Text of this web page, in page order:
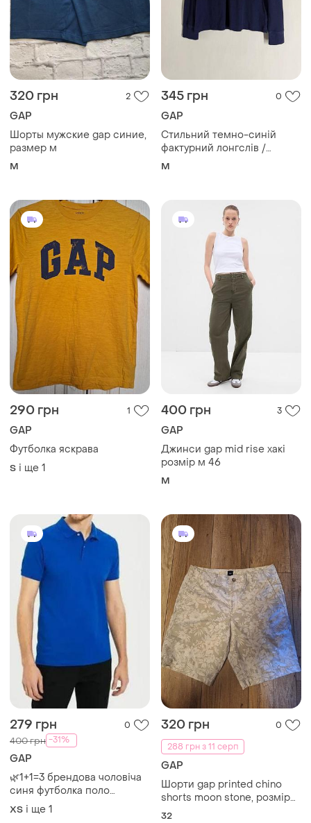
320 грн 2
GAP
Шорты мужские gap синие,
размер м
M
345 грн 0
GAP
Стильний темно-синій
фактурний лонгслів /
вафельна кофта gap (розмір
M
290 грн 1
GAP
Футболка яскрава
S і ще 1
400 грн 3
GAP
Джинси gap mid rise хакі
розмір м 46
M
279 грн 0
400 грн -31%
GAP
🌿1+1=3 брендова чоловіча
синя футболка поло
бавовна gap, розмір 42 - 44
XS і ще 1
320 грн
0
288 грн з 11 серп
GAP
Шорти gap printed chino
shorts moon stone, розмір
32
32